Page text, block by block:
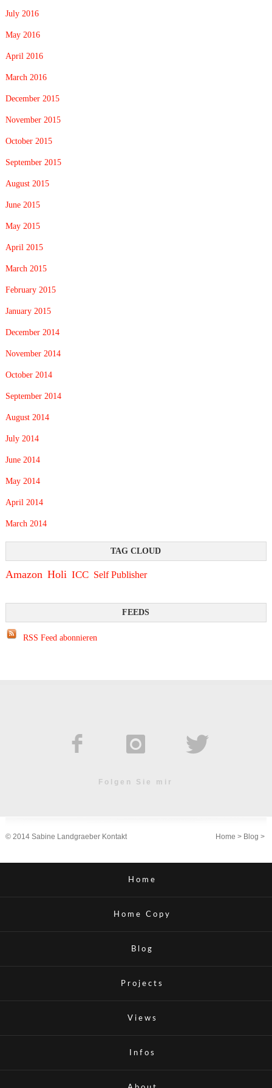
July 2016
May 2016
April 2016
March 2016
December 2015
November 2015
October 2015
September 2015
August 2015
June 2015
May 2015
April 2015
March 2015
February 2015
January 2015
December 2014
November 2014
October 2014
September 2014
August 2014
July 2014
June 2014
May 2014
April 2014
March 2014
Amazon Holi ICC Self Publisher
RSS Feed abonnieren
Folgen Sie mir
© 2014 Sabine Landgraeber Kontakt Home > Blog >
Home
Home Copy
Blog
Projects
Views
Infos